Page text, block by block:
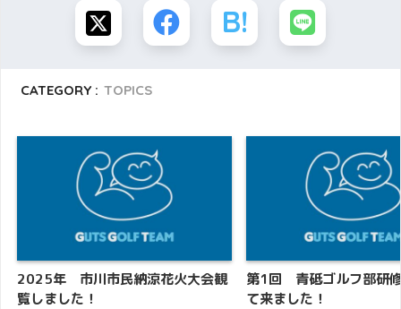
CATEGORY : TOPICS
2025年 市川市民納涼花火大会観
覧しました！
第1回 青砥ゴルフ部研
て来ました！